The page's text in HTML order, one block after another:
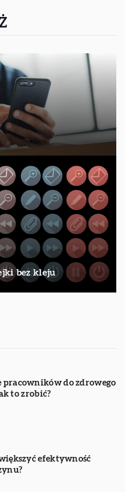
bez kleju
do zdrowego
to zrobić?
efektywność